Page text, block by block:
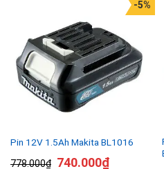
Pin 12V 1.5Ah Makita BL1016
778.000₫
-5%
740.000₫